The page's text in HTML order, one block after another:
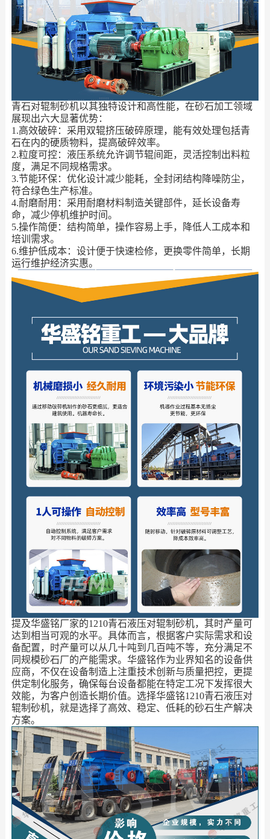
青石对辊制砂机以其独特设计和高性能，在砂石加工领域
展现出六大显著优势：
1.高效破碎：采用双辊挤压破碎原理，能有效处理包括青
石在内的硬质物料，提高破碎效率。
2.粒度可控：液压系统允许调节辊间距，灵活控制出料粒
度，满足不同规格需求。
3.节能环保：优化设计减少能耗，全封闭结构降噪防尘，
符合绿色生产标准。
4.耐磨耐用：采用耐磨材料制造关键部件，延长设备寿
命，减少停机维护时间。
5.操作简便：结构简单，操作容易上手，降低人工成本和
培训需求。
6.维护低成本：设计便于快速检修，更换零件简单，长期
运行维护经济实惠。
提及华盛铭厂家的1210青石液压对辊制砂机，其时产量可
达到相当可观的水平。具体而言，根据客户实际需求和设
备配置，时产量可以从几十吨到几百吨不等，充分满足不
同规模砂石厂的产能需求。华盛铭作为业界知名的设备供
应商，不仅在设备制造上注重技术创新与质量把控，更提
供定制化服务，确保每台设备都能在特定工况下发挥很大
效能，为客户创造长期价值。选择华盛铭1210青石液压对
辊制砂机，就是选择了高效、稳定、低耗的砂石生产解决
方案。